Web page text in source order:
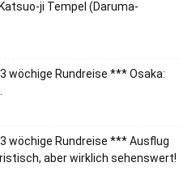
ji Tempel (Daruma-
wöchige Rundreise *** Osaka:
wöchige Rundreise *** Ausflug
aber wirklich sehenswert!